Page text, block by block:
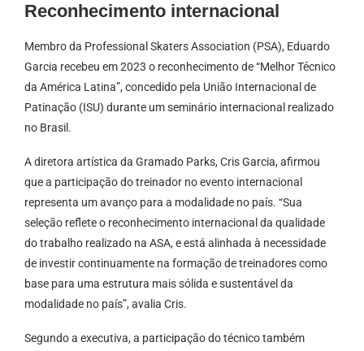
Reconhecimento internacional
Membro da Professional Skaters Association (PSA), Eduardo
Garcia recebeu em 2023 o reconhecimento de “Melhor Técnico
da América Latina”, concedido pela União Internacional de
Patinação (ISU) durante um seminário internacional realizado
no Brasil.
A diretora artística da Gramado Parks, Cris Garcia, afirmou
que a participação do treinador no evento internacional
representa um avanço para a modalidade no país. “Sua
seleção reflete o reconhecimento internacional da qualidade
do trabalho realizado na ASA, e está alinhada à necessidade
de investir continuamente na formação de treinadores como
base para uma estrutura mais sólida e sustentável da
modalidade no país”, avalia Cris.
Segundo a executiva, a participação do técnico também